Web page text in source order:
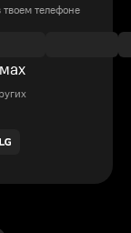
телефоне